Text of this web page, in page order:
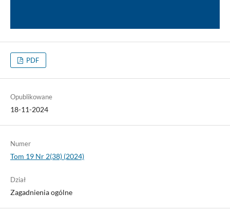
PDF
Opublikowane
18-11-2024
Numer
Tom 19 Nr 2(38) (2024)
Dział
Zagadnienia ogólne